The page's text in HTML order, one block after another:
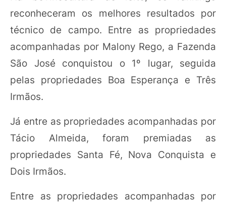
reconheceram os melhores resultados por
técnico de campo. Entre as propriedades
acompanhadas por Malony Rego, a Fazenda
São José conquistou o 1º lugar, seguida
pelas propriedades Boa Esperança e Três
Irmãos.
Já entre as propriedades acompanhadas por
Tácio Almeida, foram premiadas as
propriedades Santa Fé, Nova Conquista e
Dois Irmãos.
Entre as propriedades acompanhadas por